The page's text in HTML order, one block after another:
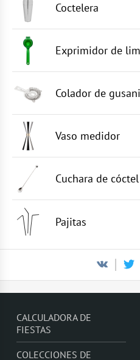
Coctelera
Exprimidor de
Colador de
Vaso medidor
Cuchara de cóctel
Pajitas
CALCULADORA DE
FIESTAS
COLECCIONES DE